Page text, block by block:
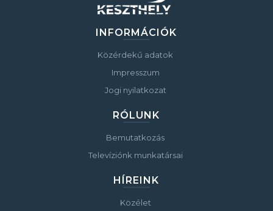
INFORMÁCIÓK
Közérdekű adatok
Impresszum
Jogi nyilatkozat
RÓLUNK
Bemutatkozás
Televíziónk munkatársai
HÍREINK
Közélet